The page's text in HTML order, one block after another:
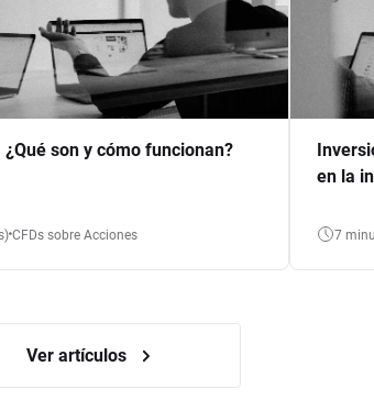
son y cómo funcionan?
CFDs sobre Acciones
en la
7
Ver artículos